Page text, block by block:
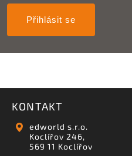
Přihlásit se
KONTAKT
edworld s.r.o.
Koclířov 246,
569 11 Koclířov